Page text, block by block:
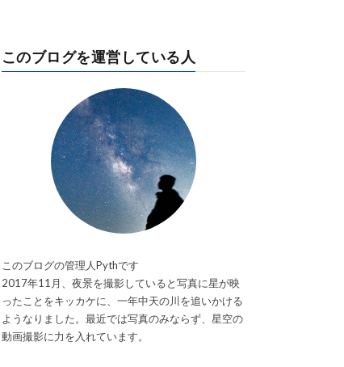
このブログを運営している人
このブログの管理人Pythです
2017年11月、夜景を撮影していると写真に星が映
ったことをキッカケに、一年中天の川を追いかける
ようなりました。最近では写真のみならず、星空の
動画撮影に力を入れています。